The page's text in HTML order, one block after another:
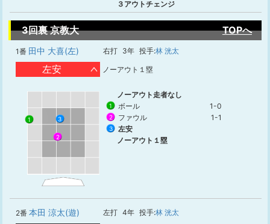
３アウトチェンジ
3回裏 京教大 TOPへ
1番 田中 大喜(左) 右打 3年 投手:林 洸太
左安 ノーアウト１塁
1
2
3
ノーアウト走者なし
1 ボール 1-0
2 ファウル 1-1
3
左安
ノーアウト１塁
2番 本田 涼太(遊) 左打 4年 投手:林 洸太